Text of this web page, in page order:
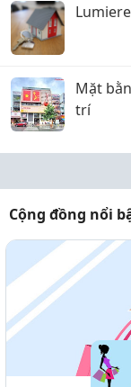
Mặt
trí
Cộng đồng nổi